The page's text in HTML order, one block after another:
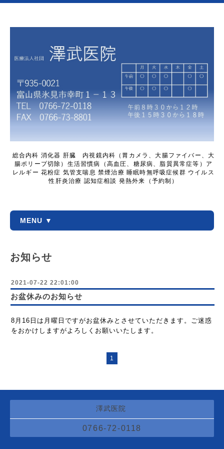
総合内科 消化器 肝臓 内視鏡内科（胃カメラ、大腸ファイバー、大
腸ポリープ切除）生活習慣病（高血圧、糖尿病、脂質異常症等）ア
レルギー 花粉症 気管支喘息 禁煙治療 睡眠時無呼吸症候群 ウイルス
性肝炎治療 認知症相談 発熱外来（予約制）
MENU ▼
お知らせ
2021-07-22 22:01:00
お盆休みのお知らせ
8月16日は月曜日ですがお盆休みとさせていただきます。 ご迷惑
をおかけしますがよろしくお願いいたします。
1
澤武医院
0766-72-0118